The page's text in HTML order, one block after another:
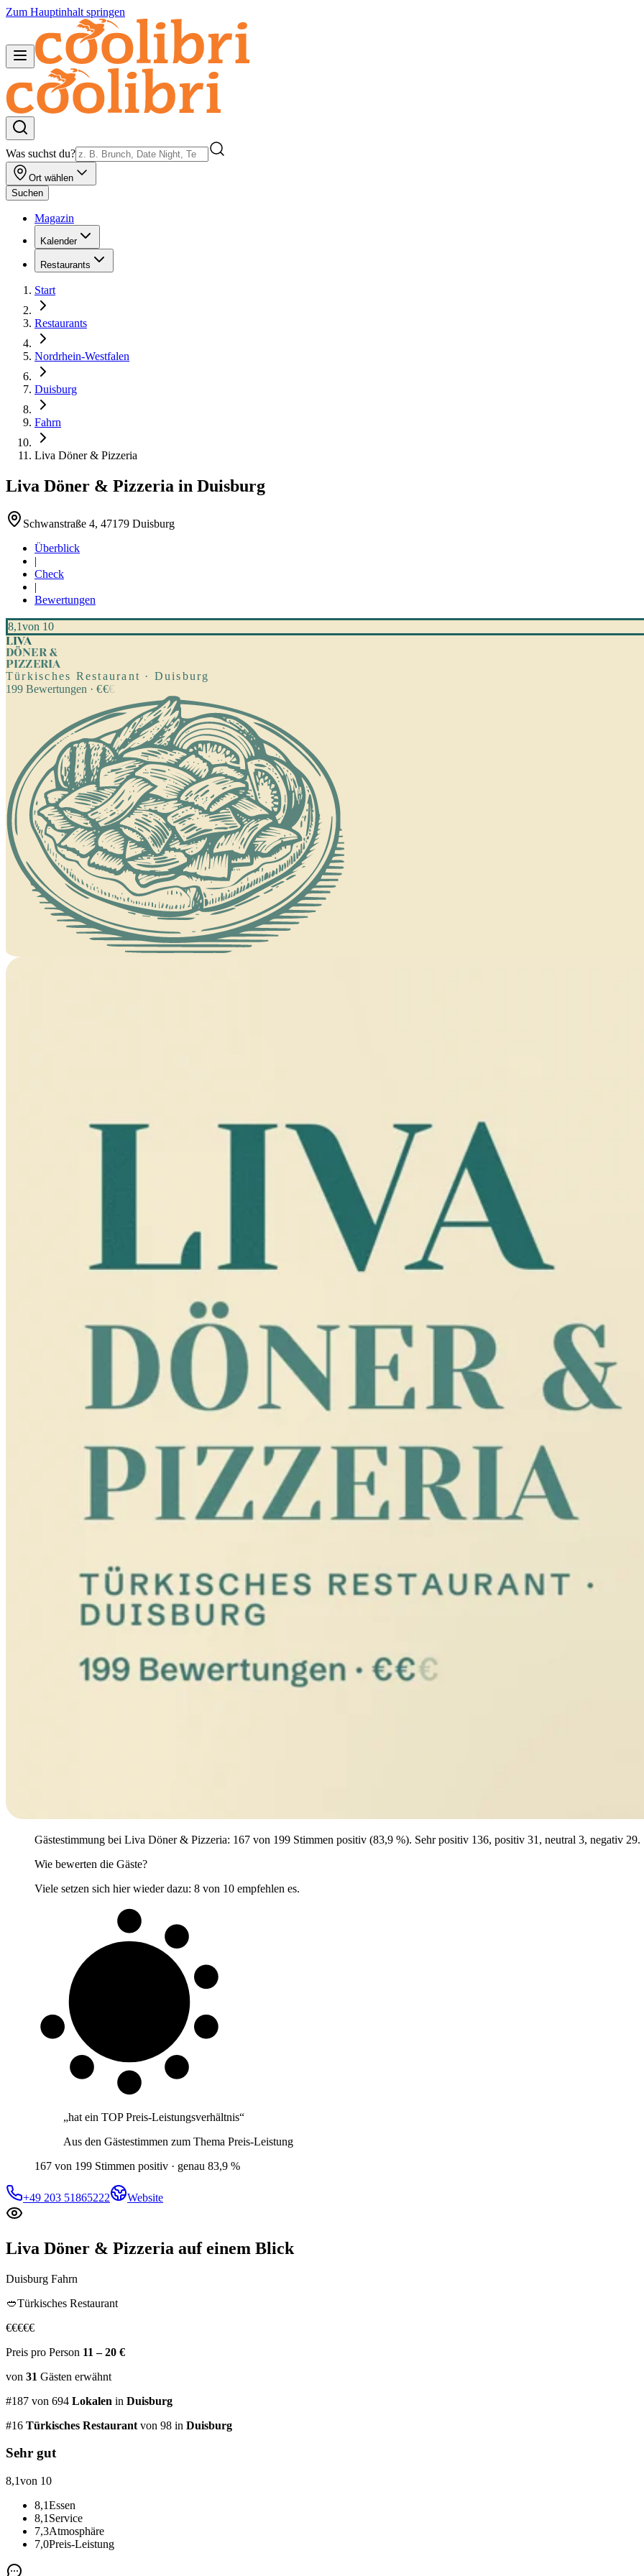
Zum Hauptinhalt springen
Was suchst du?
Ort wählen
Suchen
Magazin
Kalender
Restaurants
Start
Restaurants
Nordrhein-Westfalen
Duisburg
Fahrn
Liva Döner & Pizzeria
Liva Döner & Pizzeria in Duisburg
Schwanstraße 4, 47179 Duisburg
Überblick
|
Check
|
Bewertungen
8,1von 10
LIVA
DÖNER &
PIZZERIA
Türkisches Restaurant · Duisburg
199 Bewertungen · €€€
Gästestimmung bei Liva Döner & Pizzeria: 167 von 199 Stimmen positiv (83,9 %). Sehr positiv 136, positiv 31, neutral 3, negativ 29.
Wie bewerten die Gäste?
Viele setzen sich hier wieder dazu: 8 von 10 empfehlen es.
„hat ein TOP Preis-Leistungsverhältnis“
Aus den Gästestimmen zum Thema Preis-Leistung
167 von 199 Stimmen positiv · genau 83,9 %
+49 203 51865222 Website
Liva Döner & Pizzeria auf einem Blick
Duisburg Fahrn
🥙Türkisches Restaurant
€€€€€
Preis pro Person 11 – 20 €
von 31 Gästen erwähnt
#187 von 694 Lokalen in Duisburg
#16 Türkisches Restaurant von 98 in Duisburg
Sehr gut
8,1von 10
8,1Essen
8,1 Service
7,3Atmosphäre
7,0Preis-Leistung